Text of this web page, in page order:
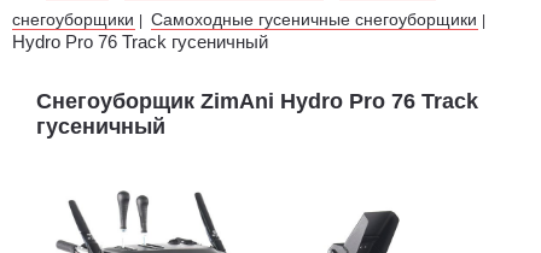
снегоуборщики | Самоходные гусеничные снегоуборщики |
Hydro Pro 76 Track гусеничный
Снегоуборщик ZimAni Hydro Pro 76 Track
гусеничный